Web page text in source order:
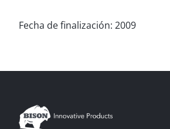
Fecha de finalización: 2009